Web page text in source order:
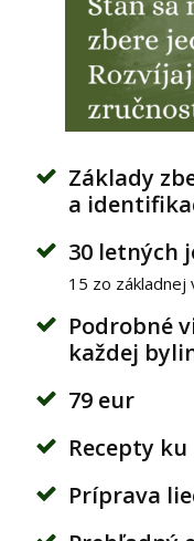
Základy
a
30 letných
15 zo základnej
Podrobné
každej
79 eur
Recepty
Príprava